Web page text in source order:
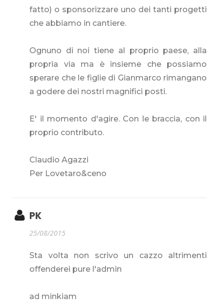
fatto) o sponsorizzare uno dei tanti progetti
che abbiamo in cantiere.
Ognuno di noi tiene al proprio paese, alla
propria via ma è insieme che possiamo
sperare che le figlie di Gianmarco rimangano
a godere dei nostri magnifici posti.
E' il momento d'agire. Con le braccia, con il
proprio contributo.
Claudio Agazzi
Per Lovetaro&ceno
PK
25/08/2015
Sta volta non scrivo un cazzo altrimenti
offenderei pure l'admin
ad minkiam